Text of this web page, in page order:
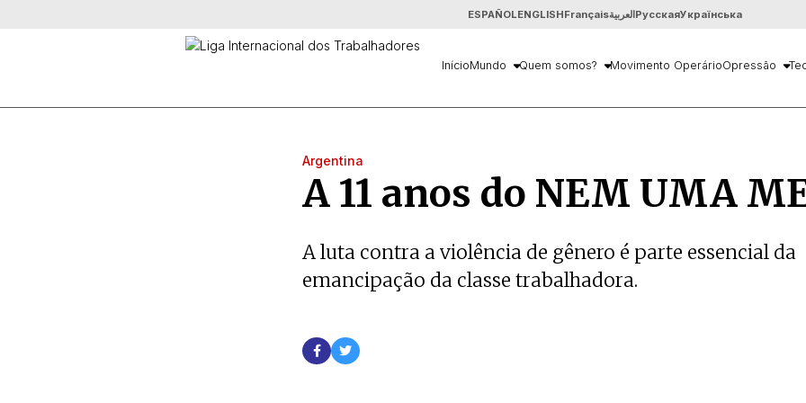
ESPAÑOLENGLISHFrançaisالعربيةРусскаяУкраїнська
InícioMundo Quem somos? Movimento OperárioOpressão
Argentina
A 11 anos do NEM UMA
A luta contra a violência de gênero é parte essencial da
emancipação da classe trabalhadora.